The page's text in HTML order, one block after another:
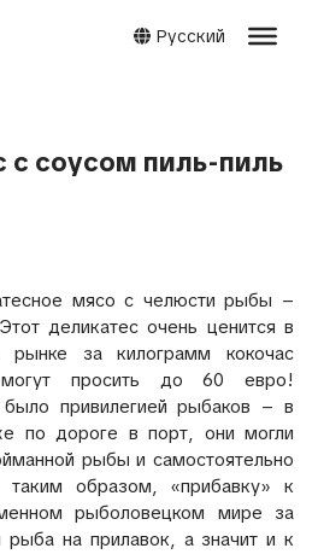
Русский
с соусом пиль-пиль
мясо с челюсти рыбы –
деликатес очень ценится в
за килограмм кокочас
просить до 60 евро!
было привилегией рыбаков – в
по дороге в порт, они могли
рыбы и самостоятельно
таким образом, «прибавку» к
рыболовецком мире за
рыба на прилавок, а значит и к